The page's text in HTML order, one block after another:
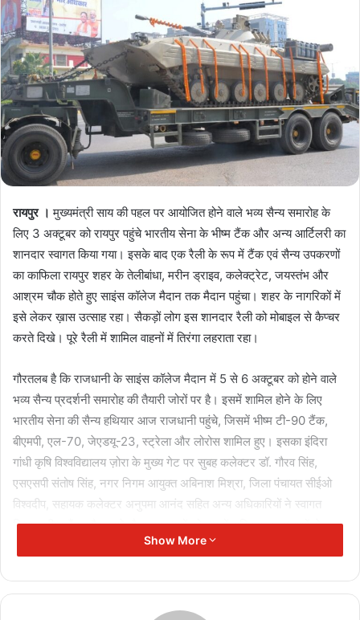
रायपुर । मुख्यमंत्री साय की पहल पर आयोजित होने वाले भव्य सैन्य समारोह के
लिए 3 अक्टूबर को रायपुर पहुंचे भारतीय सेना के भीष्म टैंक और अन्य आर्टिलरी का
शानदार स्वागत किया गया। इसके बाद एक रैली के रूप में टैंक एवं सैन्य उपकरणों
का काफिला रायपुर शहर के तेलीबांधा, मरीन ड्राइव, कलेक्ट्रेट, जयस्तंभ और
आश्रम चौक होते हुए साइंस कॉलेज मैदान तक मैदान पहुंचा। शहर के नागरिकों में
इसे लेकर ख़ास उत्साह रहा। सैकड़ों लोग इस शानदार रैली को मोबाइल से कैप्चर
करते दिखे। पूरे रैली में शामिल वाहनों में तिरंगा लहराता रहा।
गौरतलब है कि राजधानी के साइंस कॉलेज मैदान में 5 से 6 अक्टूबर को होने वाले
भव्य सैन्य प्रदर्शनी समारोह की तैयारी जोरों पर है। इसमें शामिल होने के लिए
भारतीय सेना की सैन्य हथियार आज राजधानी पहुंचे, जिसमें भीष्म टी-90 टैंक,
बीएमपी, एल-70, जेएडयू-23, स्ट्रेला और लोरोस शामिल हुए। इसका इंदिरा
गांधी कृषि विश्वविद्यालय ज़ोरा के मुख्य गेट पर सुबह कलेक्टर डॉ. गौरव सिंह,
एसएसपी संतोष सिंह, नगर निगम आयुक्त अबिनाश मिश्रा, जिला पंचायत सीईओ
विश्वदीप, सहायक कलेक्टर अनुपमा आनंद सहित अन्य अधिकारियों ने स्वागत
किया। भीष्म टैंक और दूसरे सैन्य उपकरणों को वाहनों सहित फूल-मालाओं से
सजाया गया था। लोगों ने इस आकर्षण क्षण को अपनें मोबाईलों में फोटो और वीडियों
Show More